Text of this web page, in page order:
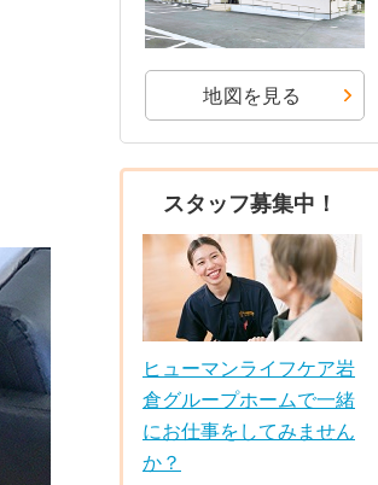
地図を見る
スタッフ募集中！
ヒューマンライフケア岩
倉グループホームで一緒
にお仕事をしてみません
か？